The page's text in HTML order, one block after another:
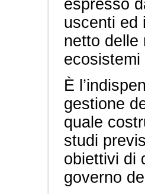
espresso
uscenti ed
netto delle
È
gestione
quale
studi
obiettivi di
governo